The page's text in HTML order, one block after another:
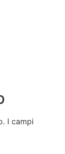
I campi